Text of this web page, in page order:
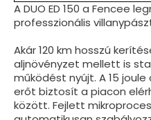
A DUO ED 150 a Fencee
professzionális
Akár 120 km hosszú
aljnövényzet mellett is
működést nyújt. A 15
erőt biztosít a piacon
között. Fejlett